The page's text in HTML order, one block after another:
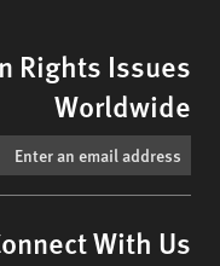
Rights Issues
Worldwide
With Us